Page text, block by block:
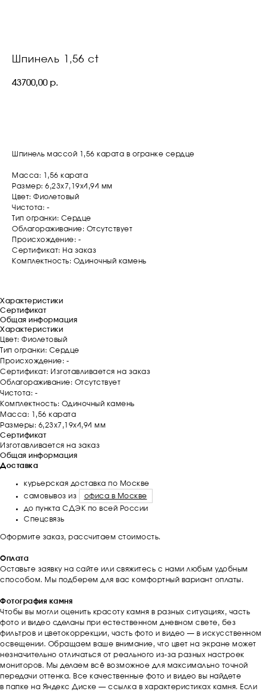
Шпинель 1,56 ct
43700,00 р.
Шпинель массой 1,56 карата в огранке сердце
Масса: 1,56 карата
Размер: 6,23х7,19х4,94 мм
Цвет: Фиолетовый
Чистота: -
Тип огранки: Сердце
Облагораживание: Отсутствует
Происхождение: -
Сертификат: На заказ
Комплектность: Одиночный камень
Характеристики
Сертификат
Общая информация
Характеристики
Цвет: Фиолетовый
Тип огранки: Сердце
Происхождение: -
Сертификат: Изготавливается на заказ
Облагораживание: Отсутствует
Чистота: -
Комплектность: Одиночный камень
Масса: 1,56 карата
Размеры: 6,23х7,19х4,94 мм
Сертификат
Изготавливается на заказ
Общая информация
Доставка
курьерская доставка по Москве
самовывоз из
офиса в Москве
до пункта СДЭК по всей России
Спецсвязь
Оформите заказ, рассчитаем стоимость.
Оплата
Оставьте заявку на сайте или свяжитесь с нами любым удобным
способом. Мы подберем для вас комфортный вариант оплаты.
Фотография камня
Чтобы вы могли оценить красоту камня в разных ситуациях, часть
фото и видео сделаны при естественном дневном свете, без
фильтров и цветокоррекции, часть фото и видео — в искусственном
освещении. Обращаем ваше внимание, что цвет на экране может
незначительно отличаться от реального из-за разных настроек
мониторов. Мы делаем всё возможное для максимально точной
передачи оттенка. Все качественные фото и видео вы найдете
в папке на Яндекс Диске — ссылка в характеристиках камня. Если